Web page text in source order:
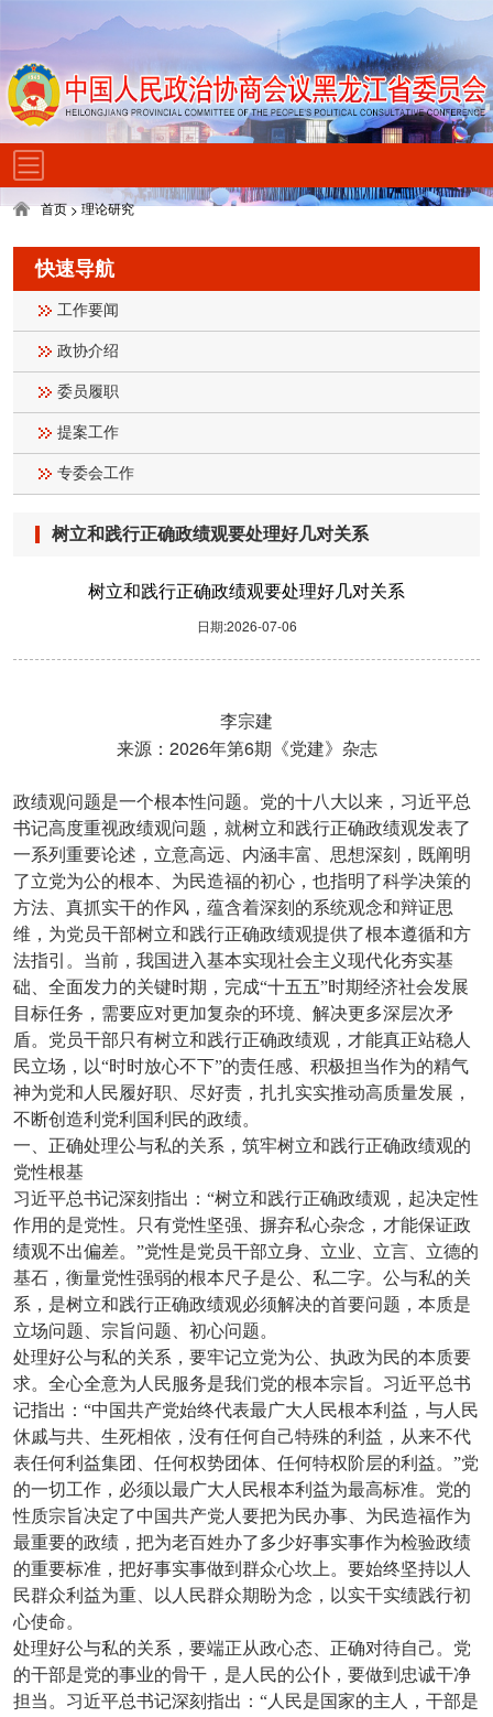
首页>理论研究
快速导航
工作要闻
政协介绍
委员履职
提案工作
专委会工作
树立和践行正确政绩观要处理好几对关系
树立和践行正确政绩观要处理好几对关系
日期:2026-07-06
李宗建
来源： 2026年第6期《党建》杂志
政绩观问题是一个根本性问题。党的十八大以来，习近平总
书记高度重视政绩观问题，就树立和践行正确政绩观发表了
一系列重要论述，立意高远、内涵丰富、思想深刻，既阐明
了立党为公的根本、为民造福的初心，也指明了科学决策的
方法、真抓实干的作风，蕴含着深刻的系统观念和辩证思
维，为党员干部树立和践行正确政绩观提供了根本遵循和方
法指引。当前，我国进入基本实现社会主义现代化夯实基
础、全面发力的关键时期，完成“十五五”时期经济社会发展
目标任务，需要应对更加复杂的环境、解决更多深层次矛
盾。党员干部只有树立和践行正确政绩观，才能真正站稳人
民立场，以“时时放心不下”的责任感、积极担当作为的精气
神为党和人民履好职、尽好责，扎扎实实推动高质量发展，
不断创造利党利国利民的政绩。
一、正确处理公与私的关系，筑牢树立和践行正确政绩观的
党性根基
习近平总书记深刻指出：“树立和践行正确政绩观，起决定性
作用的是党性。只有党性坚强、摒弃私心杂念，才能保证政
绩观不出偏差。”党性是党员干部立身、立业、立言、立德的
基石，衡量党性强弱的根本尺子是公、私二字。公与私的关
系，是树立和践行正确政绩观必须解决的首要问题，本质是
立场问题、宗旨问题、初心问题。
处理好公与私的关系，要牢记立党为公、执政为民的本质要
求。全心全意为人民服务是我们党的根本宗旨。习近平总书
记指出：“中国共产党始终代表最广大人民根本利益，与人民
休戚与共、生死相依，没有任何自己特殊的利益，从来不代
表任何利益集团、任何权势团体、任何特权阶层的利益。”党
的一切工作，必须以最广大人民根本利益为最高标准。党的
性质宗旨决定了中国共产党人要把为民办事、为民造福作为
最重要的政绩，把为老百姓办了多少好事实事作为检验政绩
的重要标准，把好事实事做到群众心坎上。要始终坚持以人
民群众利益为重、以人民群众期盼为念，以实干实绩践行初
心使命。
处理好公与私的关系，要端正从政心态、正确对待自己。党
的干部是党的事业的骨干，是人民的公仆，要做到忠诚干净
担当。习近平总书记深刻指出：“人民是国家的主人，干部是